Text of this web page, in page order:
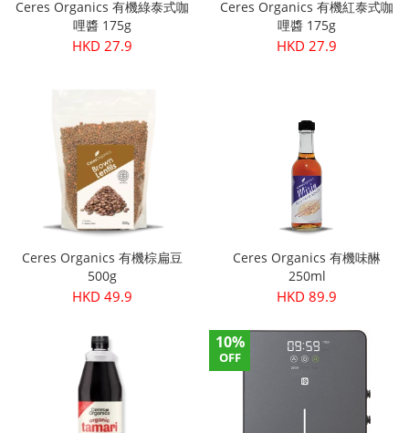
Ceres Organics 有機綠泰式咖
哩醬 175g
HKD 27.9
Ceres Organics 有機紅泰式咖
哩醬 175g
HKD 27.9
Ceres Organics 有機棕扁豆
500g
HKD 49.9
Ceres Organics 有機味醂
250ml
HKD 89.9
10%
OFF